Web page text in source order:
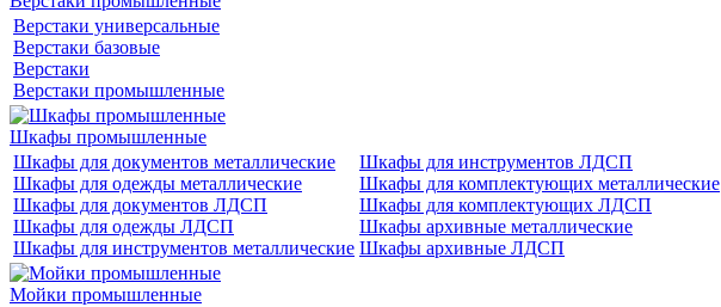
Верстаки универсальные
Верстаки базовые
Верстаки
Верстаки промышленные
Шкафы промышленные
Шкафы для документов металлические
Шкафы для одежды металлические
Шкафы для документов ЛДСП
Шкафы для одежды ЛДСП
Шкафы для инструментов металлические
Шкафы для инструментов ЛДСП
Шкафы для комплектующих металлические
Шкафы для комплектующих ЛДСП
Шкафы архивные металлические
Шкафы архивные ЛДСП
Мойки промышленные